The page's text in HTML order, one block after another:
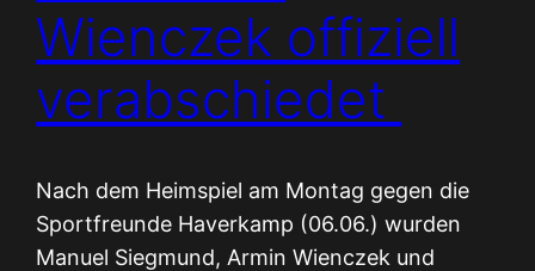
Wienczek offiziell
verabschiedet
Nach dem Heimspiel am Montag gegen die
Sportfreunde Haverkamp (06.06.) wurden
Manuel Siegmund, Armin Wienczek und